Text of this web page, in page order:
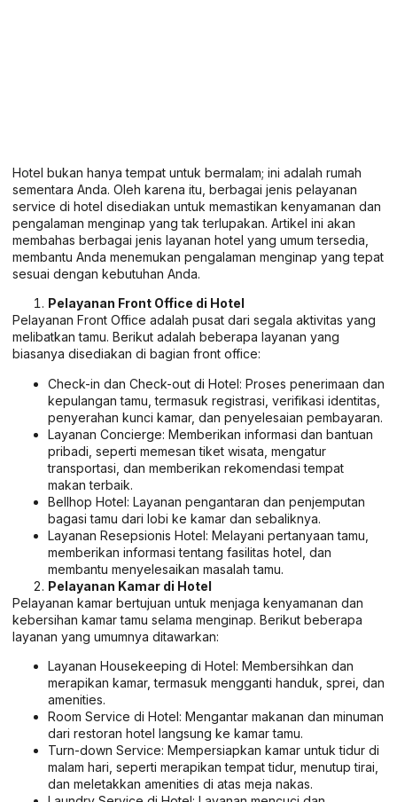
Hotel bukan hanya tempat untuk bermalam; ini adalah rumah
sementara Anda. Oleh karena itu, berbagai jenis pelayanan
service di hotel disediakan untuk memastikan kenyamanan dan
pengalaman menginap yang tak terlupakan. Artikel ini akan
membahas berbagai jenis layanan hotel yang umum tersedia,
membantu Anda menemukan pengalaman menginap yang tepat
sesuai dengan kebutuhan Anda.
Pelayanan Front Office di Hotel
Pelayanan Front Office adalah pusat dari segala aktivitas yang
melibatkan tamu. Berikut adalah beberapa layanan yang
biasanya disediakan di bagian front office:
Check-in dan Check-out di Hotel: Proses penerimaan dan
kepulangan tamu, termasuk registrasi, verifikasi identitas,
penyerahan kunci kamar, dan penyelesaian pembayaran.
Layanan Concierge: Memberikan informasi dan bantuan
pribadi, seperti memesan tiket wisata, mengatur
transportasi, dan memberikan rekomendasi tempat
makan terbaik.
Bellhop Hotel: Layanan pengantaran dan penjemputan
bagasi tamu dari lobi ke kamar dan sebaliknya.
Layanan Resepsionis Hotel: Melayani pertanyaan tamu,
memberikan informasi tentang fasilitas hotel, dan
membantu menyelesaikan masalah tamu.
Pelayanan Kamar di Hotel
Pelayanan kamar bertujuan untuk menjaga kenyamanan dan
kebersihan kamar tamu selama menginap. Berikut beberapa
layanan yang umumnya ditawarkan:
Layanan Housekeeping di Hotel: Membersihkan dan
merapikan kamar, termasuk mengganti handuk, sprei, dan
amenities.
Room Service di Hotel: Mengantar makanan dan minuman
dari restoran hotel langsung ke kamar tamu.
Turn-down Service: Mempersiapkan kamar untuk tidur di
malam hari, seperti merapikan tempat tidur, menutup tirai,
dan meletakkan amenities di atas meja nakas.